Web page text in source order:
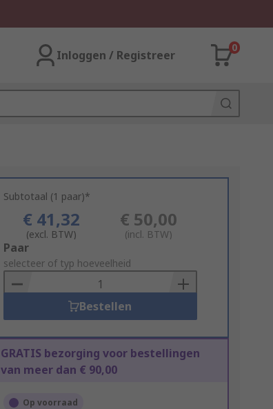
Inloggen / Registreer
0
Subtotaal (1 paar)*
€ 41,32
(excl. BTW)
€ 50,00
(incl. BTW)
Add
to
Basket
Paar
selecteer of typ hoeveelheid
Bestellen
GRATIS bezorging voor bestellingen
van meer dan € 90,00
Op voorraad